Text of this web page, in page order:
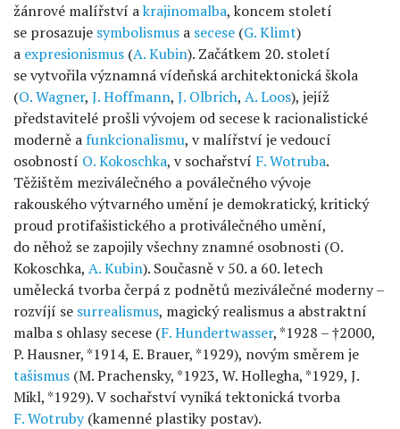
žánrové malířství akrajinomalba, koncem století
se prosazuje symbolismus a secese (G. Klimt)
a expresionismus (A. Kubin). Začátkem 20. století
se vytvořila významná vídeňská architektonická škola
(O. Wagner, J. Hoffmann, J. Olbrich, A. Loos), jejíž
představitelé prošli vývojem od secese k racionalistické
moderně a funkcionalismu, v malířství je vedoucí
osobností O. Kokoschka, v sochařství F. Wotruba.
Těžištěm meziválečného a poválečného vývoje
rakouského výtvarného umění je demokratický, kritický
proud protifašistického a protiválečného umění,
do něhož se zapojily všechny znamné osobnosti (O.
Kokoschka, A. Kubin). Současně v 50. a 60. letech
umělecká tvorba čerpá z podnětů meziválečné moderny –
rozvíjí se surrealismus, magický realismus a abstraktní
malba s ohlasy secese (F. Hundertwasser, *1928 – †2000,
P. Hausner, *1914, E. Brauer, *1929), novým směrem je
tašismus (M. Prachensky, *1923, W. Hollegha, *1929, J.
Mikl, *1929). V sochařství vyniká tektonická tvorba
F. Wotruby(kamenné plastiky postav).